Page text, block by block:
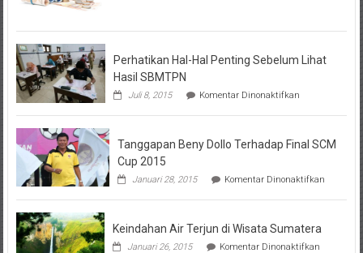
Perhatikan Hal-Hal Penting Sebelum Lihat
Hasil SBMTPN
Juli 8, 2015 Komentar Dinonaktifkanpada
Hal-
Penting
Hasil
Tanggapan Beny Dollo Terhadap Final SCM
Cup 2015
Januari 28, 2015 Komentar Dinonaktifkanpada
Beny
Keindahan Air Terjun di Wisata Sumatera
Januari 26, 2015 Komentar Dinonaktifkanpada